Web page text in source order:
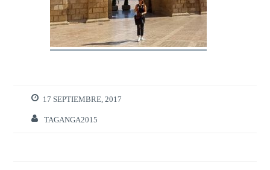
17 SEPTIEMBRE, 2017
TAGANGA2015